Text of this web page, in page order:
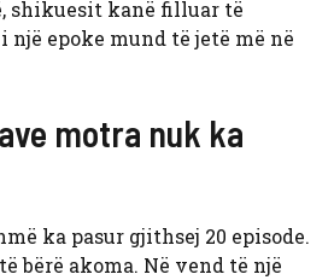
shikuesit kanë filluar të
një epoke mund të jetë më në
motra nuk ka
ka pasur gjithsej 20 episode.
bërë akoma. Në vend të një